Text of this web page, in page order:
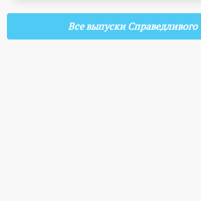
Все выпуски Справедливого